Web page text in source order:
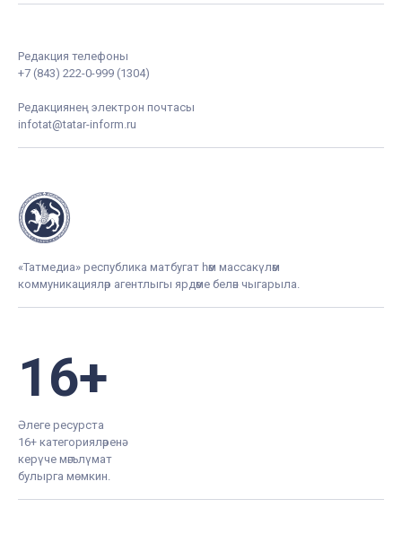
Редакция телефоны
+7 (843) 222-0-999 (1304)
Редакциянең электрон почтасы
infotat@tatar-inform.ru
«Татмедиа» республика матбугат һәм массакүләм
коммуникацияләр агентлыгы ярдәме белән чыгарыла.
16+
Әлеге ресурста
16+ категорияләренә
керүче мәгълүмат
булырга мөмкин.